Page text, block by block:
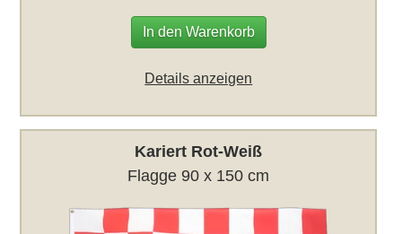
In den Warenkorb
Details anzeigen
Kariert Rot-Weiß
Flagge 90 x 150 cm